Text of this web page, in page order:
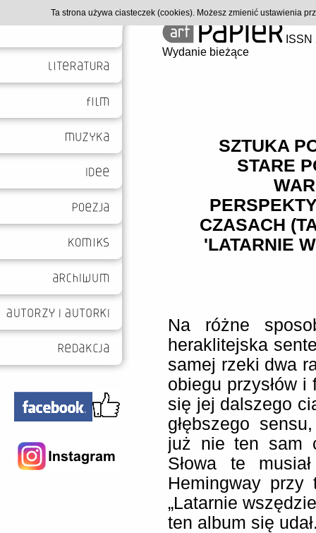
Wydanie bieżące
SZTUKA
STARE
CZASACH
'LATARNIE
Na różne
heraklitejska
samej rzeki dwa
obiegu przysłów
się jej dalszego
głębszego
już nie ten sam
Słowa te
Hemingway przy
„Latarnie
ten album się
Ta strona używa ciasteczek (cookies). Możesz zmienić ustawienia